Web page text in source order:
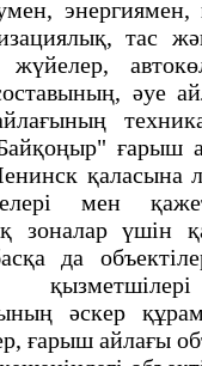
энергиямен,
тас
жүйелер,
әуе
ғарыш
қаласына
мен
зоналар үшін
да
әскер
ғарыш айлағы